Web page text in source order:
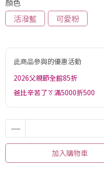
顏色
活潑藍
可愛粉
此商品參與的優惠活動
2026父親節全館85折
爸比辛苦了👔滿5000折500
加入購物車